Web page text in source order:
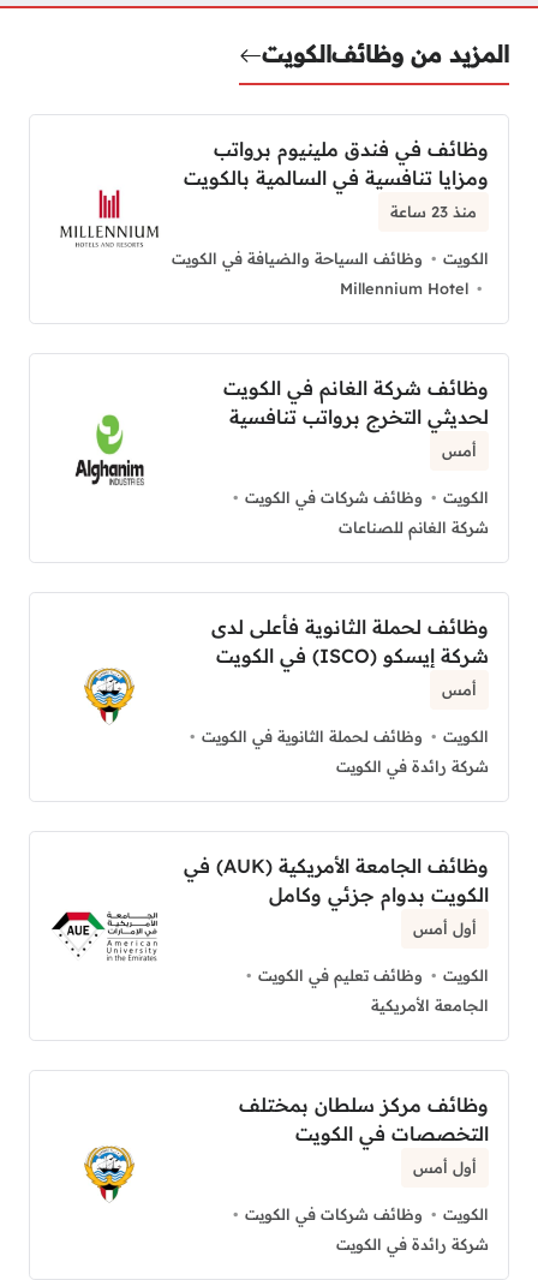
المزيد من وظائفالكويت
وظائف في فندق ملينيوم برواتب
ومزايا تنافسية في السالمية بالكويت
منذ 23 ساعة
الكويت
وظائف السياحة والضيافة في الكويت
Millennium Hotel
وظائف شركة الغانم في الكويت
لحديثي التخرج برواتب تنافسية
أمس
الكويت
وظائف شركات في الكويت
شركة الغانم للصناعات
وظائف لحملة الثانوية فأعلى لدى
شركة إيسكو (ISCO) في الكويت
أمس
الكويت
وظائف لحملة الثانوية في الكويت
شركة رائدة في الكويت
وظائف الجامعة الأمريكية (AUK) في
الكويت بدوام جزئي وكامل
أول أمس
الكويت
وظائف تعليم في الكويت
الجامعة الأمريكية
وظائف مركز سلطان بمختلف
التخصصات في الكويت
أول أمس
الكويت
وظائف شركات في الكويت
شركة رائدة في الكويت